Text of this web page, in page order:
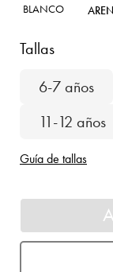
BLANCO
Tallas
6-7 años
11-12 años
Guía de tallas